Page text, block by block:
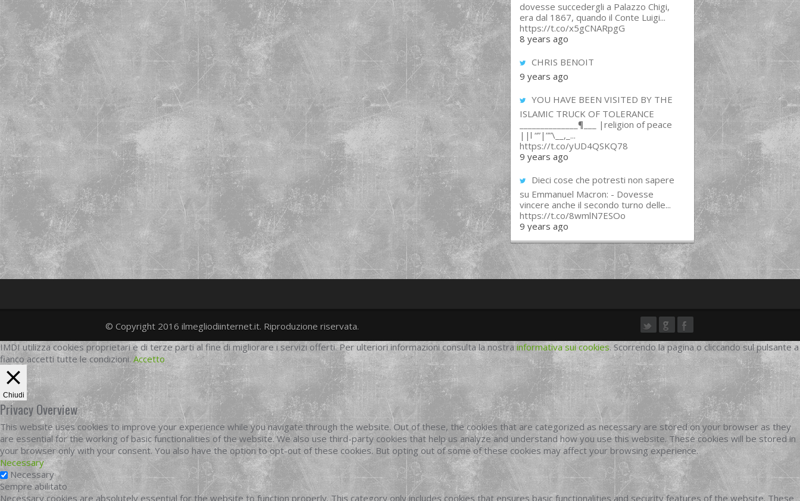
dovesse succedergli a Palazzo Chigi,
era dal 1867, quando il Conte Luigi...
https://t.co/x5gCNARpgG
8 years ago
CHRIS BENOIT
9 years ago
YOU HAVE BEEN VISITED BY THE
ISLAMIC TRUCK OF TOLERANCE
______________¶___ |religion of peace
||l “”|””\__,_...
https://t.co/yUD4QSKQ78
9 years ago
Dieci cose che potresti non sapere
su Emmanuel Macron: - Dovesse
vincere anche il secondo turno delle...
https://t.co/8wmlN7ESOo
9 years ago
twittergoogleplus
facebook
© Copyright 2016 ilmegliodiinternet.it. Riproduzione riservata.
IMDI utilizza cookies proprietari e di terze parti al fine di migliorare i servizi offerti. Per ulteriori informazioni consulta la nostra informativa sui cookies. Scorrendo la pagina o cliccando sul pulsante a
fianco accetti tutte le condizioni. Accetto
Chiudi
Privacy Overview
This website uses cookies to improve your experience while you navigate through the website. Out of these, the cookies that are categorized as necessary are stored on your browser as they
are essential for the working of basic functionalities of the website. We also use third-party cookies that help us analyze and understand how you use this website. These cookies will be stored in
your browser only with your consent. You also have the option to opt-out of these cookies. But opting out of some of these cookies may affect your browsing experience.
Necessary
Necessary
Sempre abilitato
Necessary cookies are absolutely essential for the website to function properly. This category only includes cookies that ensures basic functionalities and security features of the website. These